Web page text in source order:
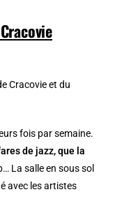
Cracovie et du
fois par semaine.
de jazz, que la
La salle en sous sol
avec les artistes